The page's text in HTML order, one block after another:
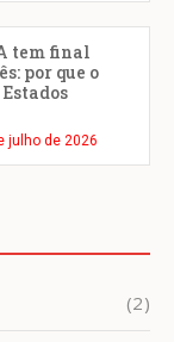
tem final
por que o
julho de 2026
(2)